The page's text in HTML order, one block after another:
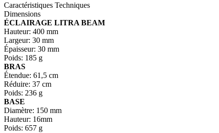
Caractéristiques Techniques
Dimensions
ÉCLAIRAGE LITRA BEAM
Hauteur: 400 mm
Largeur: 30 mm
Épaisseur: 30 mm
Poids: 185 g
BRAS
Étendue: 61,5 cm
Réduire: 37 cm
Poids: 236 g
BASE
Diamètre: 150 mm
Hauteur: 16mm
Poids: 657 g